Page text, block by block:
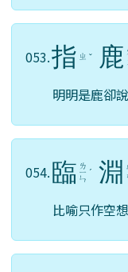
053.指 ㄓ ˇ 鹿
明明是鹿卻
054.臨 ㄌ
ㄧ
ㄣ
ˊ 淵
比喻只作空